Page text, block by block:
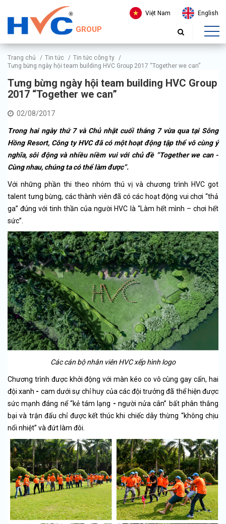
GROUP
Việt Nam English
Trang chủ / Tin tức / Tin tức công ty /
Tưng bừng ngày hội team building HVC Group 2017 “Together we can”
Tưng bừng ngày hội team building HVC Group
2017 “Together we can”
02/08/2017
Trong hai ngày thứ 7 và Chủ nhật cuối tháng 7 vừa qua tại Sông
Hồng Resort, Công ty HVC đã có một hoạt động tập thể vô cùng ý
nghĩa, sôi động và nhiều niềm vui với chủ đề “Together we can -
Cùng nhau, chúng ta có thể làm được”.
Với những phần thi theo nhóm thú vị và chương trình HVC got
talent tưng bừng, các thành viên đã có các hoạt động vui chơi “thả
ga” đúng với tinh thần của người HVC là “Làm hết mình – chơi hết
sức”.
Các cán bộ nhân viên HVC xếp hình logo
Chương trình được khởi động với màn kéo co vô cùng gay cấn, hai
đội xanh - cam dưới sự chỉ huy của các đội trưởng đã thể hiện được
sức mạnh đáng nể “kẻ tám lạng - người nửa cân” bất phân thắng
bại và trận đấu chỉ được kết thúc khi chiếc dây thừng “không chịu
nổi nhiệt” và đứt làm đôi.